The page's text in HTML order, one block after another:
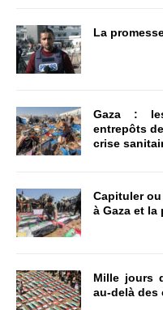
La
Gaza :
entrepôts
crise
Capituler
à Gaza et
Mille jours
au-delà des